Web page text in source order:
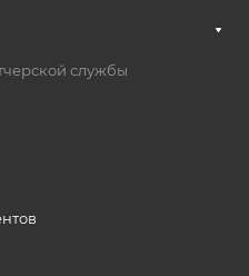
службы